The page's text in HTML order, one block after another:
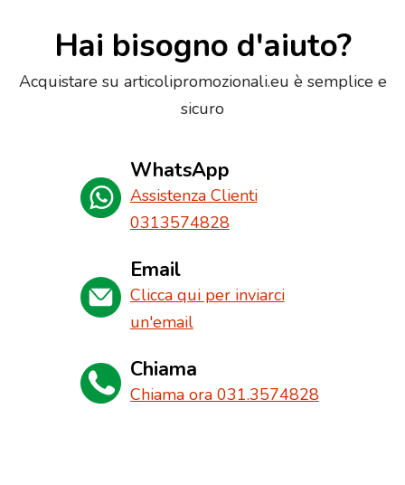
Hai bisogno d'aiuto?
Acquistare su articolipromozionali.eu è semplice e
sicuro
WhatsApp
Assistenza Clienti
0313574828
Email
Clicca qui per inviarci
un'email
Chiama
Chiama ora 031.3574828